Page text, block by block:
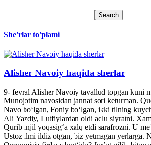
She'rlar to'plami
Alisher Navoiy haqida sherlar
9- fevral Alisher Navoiy tavallud topgan kuni
Munojotim navosidan jannat sori keturman.
Navo bo‘lgan, Foniy bo‘lgan, ikki tilning
Ali Yazdiy, Lutfiylardan oldi aqlu siyratni.
Qurib injil yoqasig‘a xalq etdi sarafrozni. U
Ustoz ilmi ildiz otgan, biz yetmagan yerlarga.